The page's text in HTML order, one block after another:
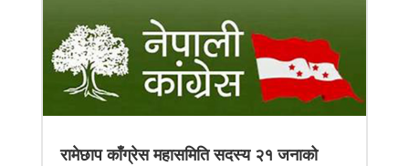
रामेछाप काँग्रेस महासमिति सदस्य २१ जनाको